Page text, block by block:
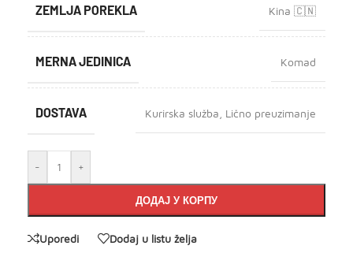
ZEMLJA POREKLA Kina 🇨🇳
MERNA JEDINICA Komad
DOSTAVA Kurirska služba Lično preuzimanje
- +
ДОДАЈ У КОРПУ
Uporedi Dodaj u listu želja